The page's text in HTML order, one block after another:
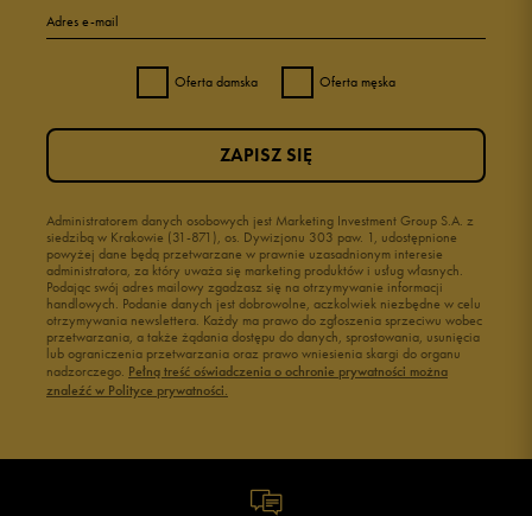
Adres e-mail
Oferta damska Oferta męska
Administratorem danych osobowych jest Marketing Investment Group S.A. z
siedzibą w Krakowie (31-871), os. Dywizjonu 303 paw. 1, udostępnione
powyżej dane będą przetwarzane w prawnie uzasadnionym interesie
administratora, za który uważa się marketing produktów i usług własnych.
Podając swój adres mailowy zgadzasz się na otrzymywanie informacji
handlowych. Podanie danych jest dobrowolne, aczkolwiek niezbędne w celu
otrzymywania newslettera. Każdy ma prawo do zgłoszenia sprzeciwu wobec
przetwarzania, a także żądania dostępu do danych, sprostowania, usunięcia
lub ograniczenia przetwarzania oraz prawo wniesienia skargi do organu
nadzorczego. Pełną treść oświadczenia o ochronie prywatności można
znaleźć w Polityce prywatności.
ZAPISZ SIĘ